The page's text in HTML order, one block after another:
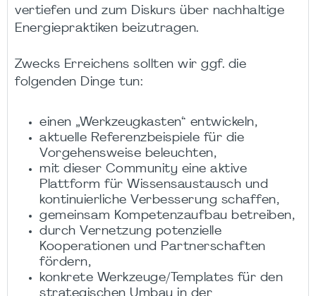
vertiefen und zum Diskurs über nachhaltige
Energiepraktiken beizutragen.
Zwecks Erreichens sollten wir ggf. die
folgenden Dinge tun:
einen „Werkzeugkasten“ entwickeln,
aktuelle Referenzbeispiele für die
Vorgehensweise beleuchten,
mit dieser Community eine aktive
Plattform für Wissensaustausch und
kontinuierliche Verbesserung schaffen,
gemeinsam Kompetenzaufbau betreiben,
durch Vernetzung potenzielle
Kooperationen und Partnerschaften
fördern,
konkrete Werkzeuge/Templates für den